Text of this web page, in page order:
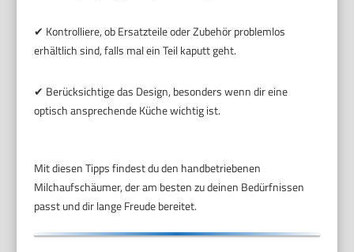
✔ Kontrolliere, ob Ersatzteile oder Zubehör problemlos
erhältlich sind, falls mal ein Teil kaputt geht.
✔ Berücksichtige das Design, besonders wenn dir eine
optisch ansprechende Küche wichtig ist.
Mit diesen Tipps findest du den handbetriebenen
Milchaufschäumer, der am besten zu deinen Bedürfnissen
passt und dir lange Freude bereitet.